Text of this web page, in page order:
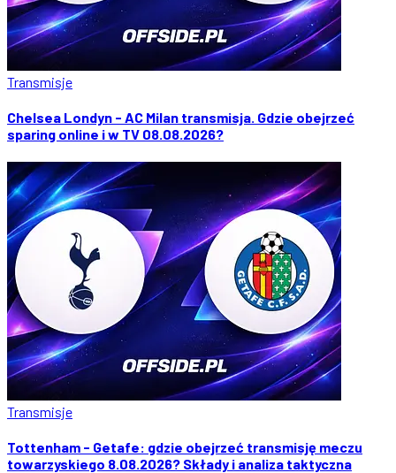
Transmisje
Chelsea Londyn - AC Milan transmisja. Gdzie obejrzeć
sparing online i w TV 08.08.2026?
Transmisje
Tottenham - Getafe: gdzie obejrzeć transmisję meczu
towarzyskiego 8.08.2026? Składy i analiza taktyczna